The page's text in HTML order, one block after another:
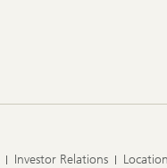
Investor Relations